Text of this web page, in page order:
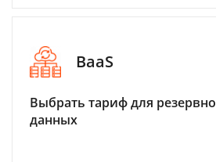
BaaS
Выбрать тариф для
данных